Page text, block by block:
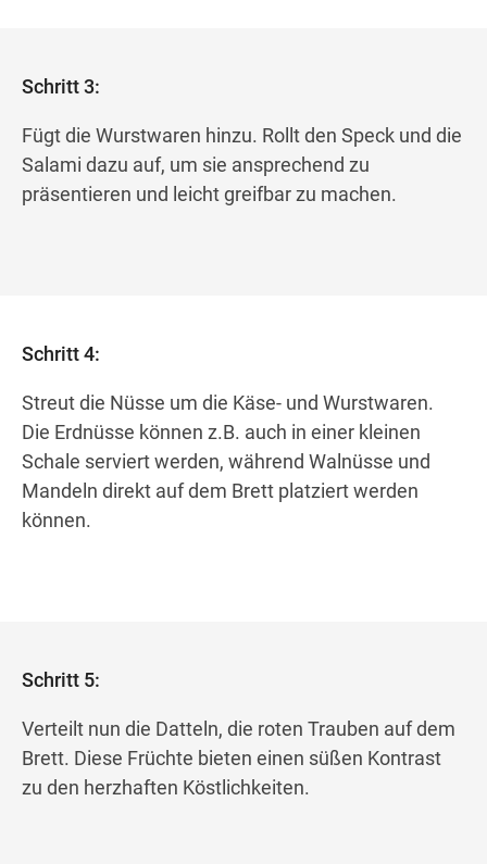
Schritt 3:
Fügt die Wurstwaren hinzu. Rollt den Speck und die
Salami dazu auf, um sie ansprechend zu
präsentieren und leicht greifbar zu machen.
Schritt 4:
Streut die Nüsse um die Käse- und Wurstwaren.
Die Erdnüsse können z.B. auch in einer kleinen
Schale serviert werden, während Walnüsse und
Mandeln direkt auf dem Brett platziert werden
können.
Schritt 5:
Verteilt nun die Datteln, die roten Trauben auf dem
Brett. Diese Früchte bieten einen süßen Kontrast
zu den herzhaften Köstlichkeiten.